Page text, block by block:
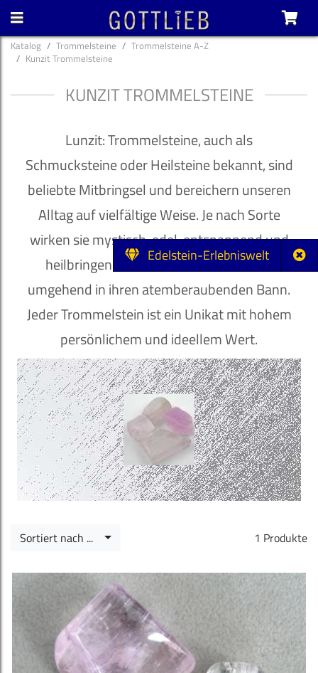
Edelstein-Erlebniswelt
Katalog Trommelsteine
Trommelsteine A-Z
Kunzit Trommelsteine
KUNZIT TROMMELSTEINE
Lunzit: Trommelsteine, auch als
Schmucksteine oder Heilsteine bekannt, sind
beliebte Mitbringsel und bereichern unseren
Alltag auf vielfältige Weise. Je nach Sorte
wirken sie mystisch, edel, entspannend und
heilbringend und ziehen ihren Besitzer
umgehend in ihren atemberaubenden Bann.
Jeder Trommelstein ist ein Unikat mit hohem
persönlichem und ideellem Wert.
1 Produkte
Sortiert nach ...